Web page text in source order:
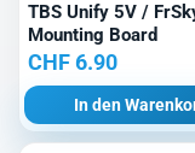
TBS Unify 5V /
Mounting Board
CHF6.90
In den